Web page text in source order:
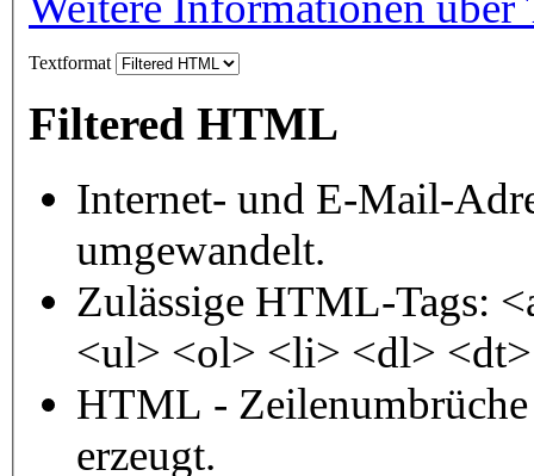
Textformat
Filtered HTML
Internet- und E-Mail-
umgewandelt.
Zulässige HTML-Tags:
<ul> <ol> <li> <dl>
HTML - Zeilenumbrüche
erzeugt.